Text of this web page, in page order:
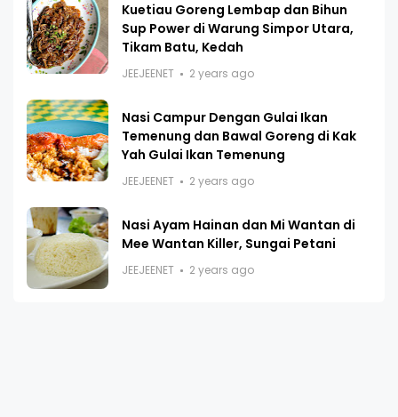
Kuetiau Goreng Lembap dan Bihun
Sup Power di Warung Simpor Utara,
Tikam Batu, Kedah
JEEJEENET 2 years ago
Nasi Campur Dengan Gulai Ikan
Temenung dan Bawal Goreng di Kak
Yah Gulai Ikan Temenung
JEEJEENET 2 years ago
Nasi Ayam Hainan dan Mi Wantan di
Mee Wantan Killer, Sungai Petani
JEEJEENET 2 years ago